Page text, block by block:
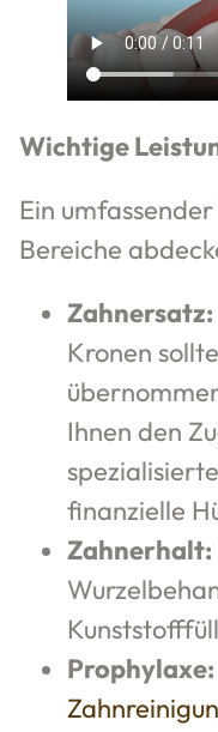
Wichtige
Ein
Bereiche
Zahnersatz:
Kronen
Ihnen den
finanzielle
Zahnerhalt:
Prophylaxe: